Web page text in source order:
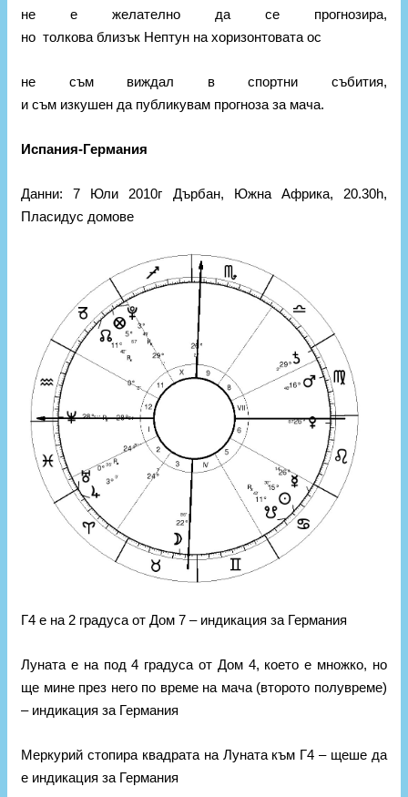
не е желателно да се прогнозира,
но толкова близък Нептун на хоризонтовата ос
не съм виждал в спортни събития,
и съм изкушен да публикувам прогноза за мача.
Испания-Германия
Данни: 7 Юли 2010г Дърбан, Южна Африка, 20.30h,
Пласидус домове
Г4 е на 2 градуса от Дом 7 – индикация за Германия
Луната е на под 4 градуса от Дом 4, което е множко, но
ще мине през него по време на мача (второто полувреме)
– индикация за Германия
Меркурий стопира квадрата на Луната към Г4 – щеше да
е индикация за Германия